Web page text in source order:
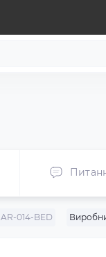
AR-014-BED